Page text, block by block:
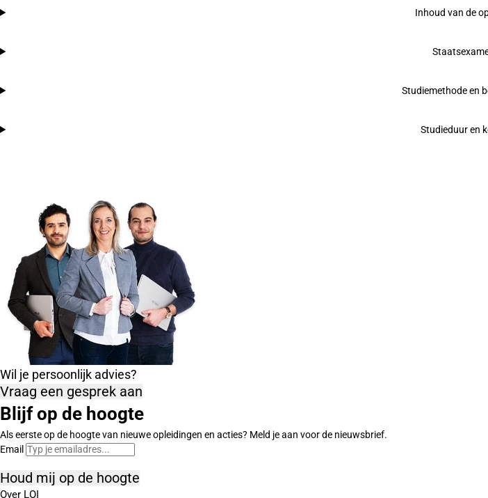
Inhoud van de
Studiemethode en
Studieduur en
Wil je persoonlijk advies?
Vraag een gesprek aan
Blijf op de hoogte
Als eerste op de hoogte van nieuwe opleidingen en acties? Meld je aan voor de nieuwsbrief.
Email
Houd mij op de hoogte
Over LOI